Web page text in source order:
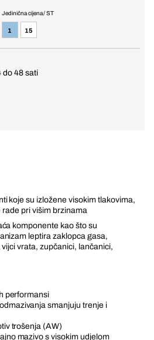
Jedinična cijena / ST
1 15
do 48 sati
koje su izložene visokim tlakovima,
pri višim brzinama
komponente kao što su
leptira zaklopca gasa,
vrata, zupčanici, lančanici,
performansi
smanjuju trenje i
trošenja (AW)
mazivo s visokim udjelom